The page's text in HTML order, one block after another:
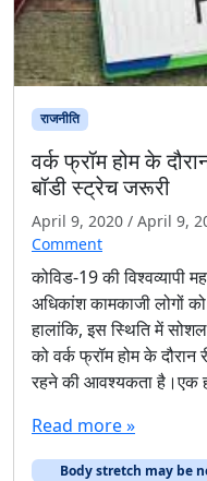
राजनीति
वर्क फ्रॉम होम के
बॉडी स्ट्रेच जरूरी
April 9, 2020 / April 9,
Comment
कोविड-19 की विश्वव्यापी
अधिकांश कामकाजी लोगों
हालांकि, इस स्थिति में
को वर्क फ्रॉम होम के
रहने की आवश्यकता है।एक
Read more »
Body stretch may be